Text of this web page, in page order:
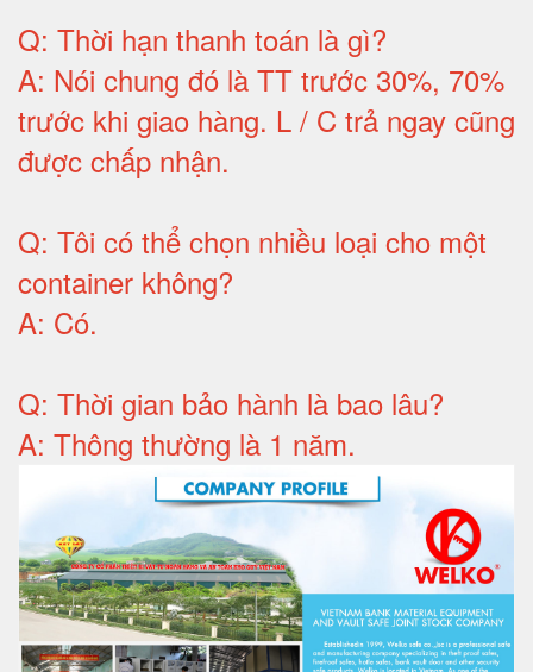
Q: Thời hạn thanh toán là gì?
A: Nói chung đó là TT trước 30%, 70%
trước khi giao hàng. L / C trả ngay cũng
được chấp nhận.
Q: Tôi có thể chọn nhiều loại cho một
container không?
A: Có.
Q: Thời gian bảo hành là bao lâu?
A: Thông thường là 1 năm.